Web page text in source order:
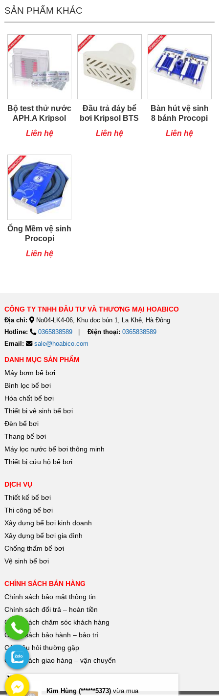
SẢN PHẨM KHÁC
Bộ test thử nước
APH.A Kripsol
Liên hệ
Đầu trả đáy bể
bơi Kripsol BTS
Liên hệ
Bàn hút vệ sinh
8 bánh Procopi
Liên hệ
Ống Mềm vệ sinh
Procopi
Liên hệ
CÔNG TY TNHH ĐẦU TƯ VÀ THƯƠNG MẠI HOABICO
Địa chỉ:
No04-LK4-06, Khu dọc bún 1, La Khê, Hà Đông
Hotline:
0365838589 Điện thoại: 0365838589
Email:
sale@hoabico.com
DANH MỤC SẢN PHẨM
Máy bơm bể bơi
Bình lọc bể bơi
Hóa chất bể bơi
Thiết bị vệ sinh bể bơi
Đèn bể bơi
Thang bể bơi
Máy lọc nước bể bơi thông minh
Thiết bị cứu hộ bể bơi
DỊCH VỤ
Thiết kế bể bơi
Thi công bể bơi
Xây dựng bể bơi kinh doanh
Xây dựng bể bơi gia đình
Chống thấm bể bơi
Vệ sinh bể bơi
CHÍNH SÁCH BÁN HÀNG
Chính sách bảo mật thông tin
Chính sách đổi trả – hoàn tiền
Chính sách chăm sóc khách hàng
Chính sách bảo hành – bảo trì
Các câu hỏi thường gặp
Chính sách giao hàng – vận chuyển
Kim Hùng (******5373) vừa mua